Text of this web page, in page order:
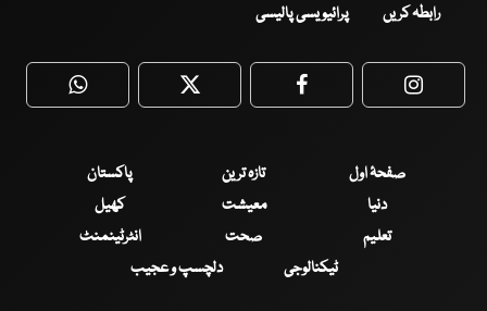
رابطہ کریں پرائیویسی پالیسی
WhatsApp Twitter Facebook
صفحۂ اول تازہ ترین
پاکستان
دنیا
معیشت
کھیل
تعلیم
صحت
انٹرٹینمنٹ
ٹیکنالوجی
دلچسپ و عجیب